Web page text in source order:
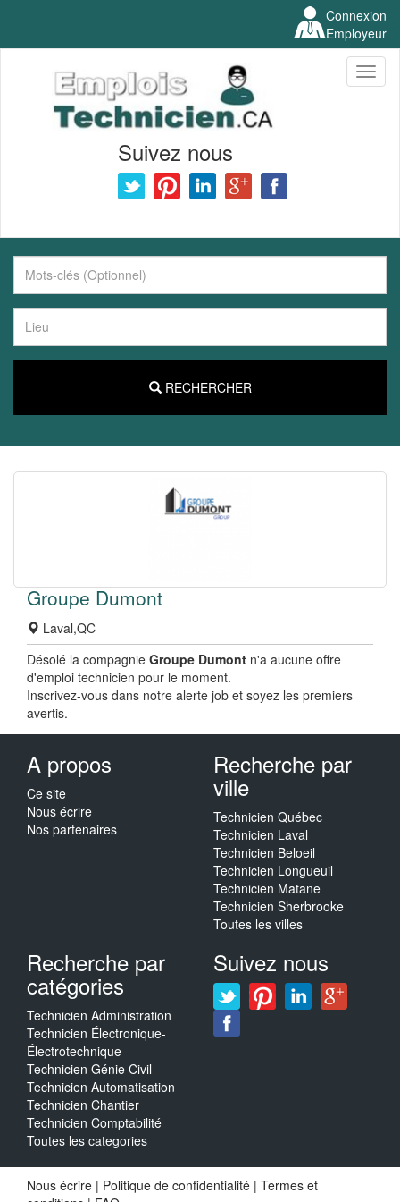
Connexion
Employeur
Suivez nous
RECHERCHER
Groupe Dumont
Laval,QC
Désolé la compagnie Groupe Dumont n'a aucune offre
d'emploi technicien pour le moment.
Inscrivez-vous dans notre alerte job et soyez les premiers
avertis.
A propos
Ce site
Nous écrire
Nos partenaires
Recherche par
ville
Technicien Québec
Technicien Laval
Technicien Beloeil
Technicien Longueuil
Technicien Matane
Technicien Sherbrooke
Toutes les villes
Recherche par
catégories
Technicien Administration
Technicien Électronique-
Électrotechnique
Technicien Génie Civil
Technicien Automatisation
Technicien Chantier
Technicien Comptabilité
Toutes les categories
Suivez nous
Nous écrire | Politique de confidentialité | Termes et